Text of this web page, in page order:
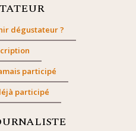
dégustateur ?
participé
participé